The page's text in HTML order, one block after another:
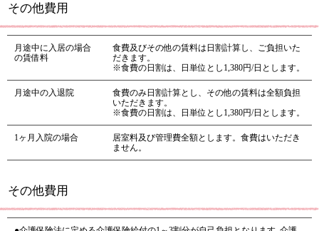
その他費用
月途中に入居の場合
の賃借料
食費及びその他の賃料は日割計算し、ご負担いた
だきます。
※食費の日割は、日単位とし1,380円/日とします。
月途中の入退院
食費のみ日割計算とし、その他の賃料は全額負担
いただきます。
※食費の日割は、日単位とし1,380円/日とします。
1ヶ月入院の場合
居室料及び管理費全額とします。食費はいただき
ません。
その他費用